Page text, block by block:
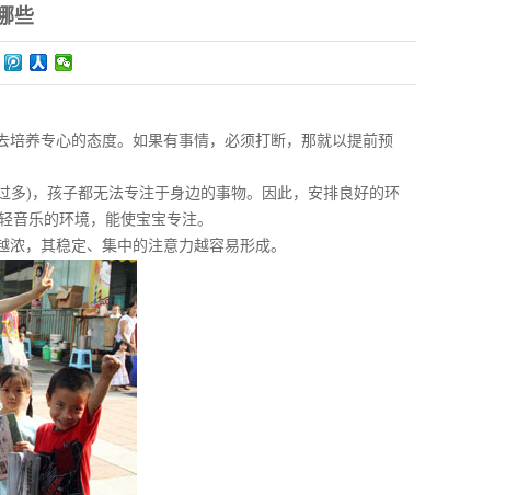
哪些
养专心的态度。如果有事情，必须打断，那就以提前预
)，孩子都无法专注于身边的事物。因此，安排良好的环
乐的环境，能使宝宝专注。
，其稳定、集中的注意力越容易形成。